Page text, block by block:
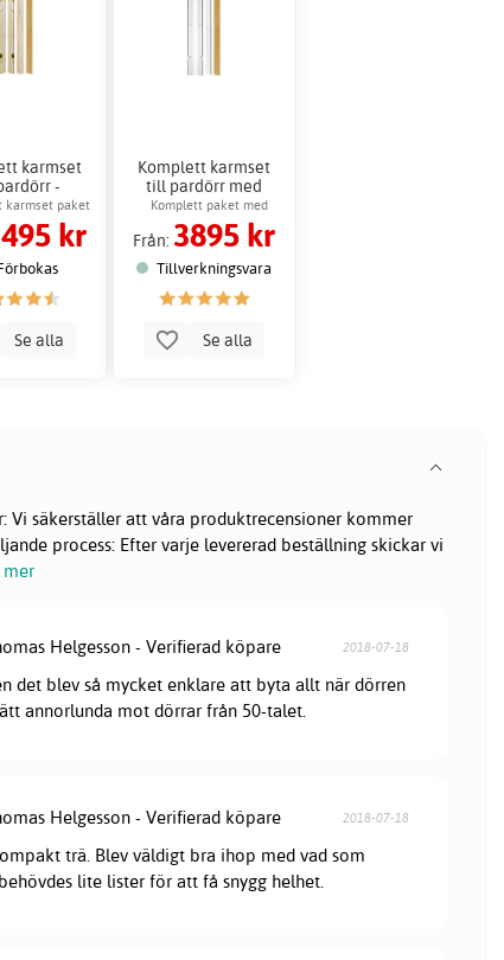
karmset
-
karmset paket
kr
Se alla
Komplett karmset
till pardörr med
tröskelplatta - Vit
Komplett paket med
tröskelplatta i ek
Från: 3895 kr
Tillverkningsvara
Se alla
Vi säkerställer att våra produktrecensioner kommer
process: Efter varje levererad beställning skickar vi
mer
Helgesson - Verifierad köpare 2018-07-18
det blev så mycket enklare att byta allt när dörren
annorlunda mot dörrar från 50-talet.
Helgesson - Verifierad köpare 2018-07-18
trä. Blev väldigt bra ihop med vad som
lite lister för att få snygg helhet.